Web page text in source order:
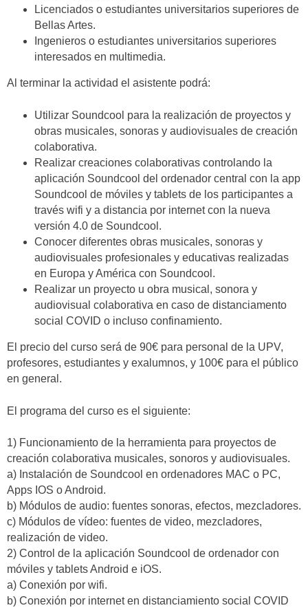
Licenciados o estudiantes universitarios superiores de
Bellas Artes.
Ingenieros o estudiantes universitarios superiores
interesados en multimedia.
Al terminar la actividad el asistente podrá:
Utilizar Soundcool para la realización de proyectos y
obras musicales, sonoras y audiovisuales de creación
colaborativa.
Realizar creaciones colaborativas controlando la
aplicación Soundcool del ordenador central con la app
Soundcool de móviles y tablets de los participantes a
través wifi y a distancia por internet con la nueva
versión 4.0 de Soundcool.
Conocer diferentes obras musicales, sonoras y
audiovisuales profesionales y educativas realizadas
en Europa y América con Soundcool.
Realizar un proyecto u obra musical, sonora y
audiovisual colaborativa en caso de distanciamento
social COVID o incluso confinamiento.
El precio del curso será de 90€ para personal de la UPV,
profesores, estudiantes y exalumnos, y 100€ para el público
en general.
El programa del curso es el siguiente:
1) Funcionamiento de la herramienta para proyectos de
creación colaborativa musicales, sonoros y audiovisuales.
a) Instalación de Soundcool en ordenadores MAC o PC,
Apps IOS o Android.
b) Módulos de audio: fuentes sonoras, efectos, mezcladores.
c) Módulos de vídeo: fuentes de video, mezcladores,
realización de video.
2) Control de la aplicación Soundcool de ordenador con
móviles y tablets Android e iOS.
a) Conexión por wifi.
b) Conexión por internet en distanciamiento social COVID